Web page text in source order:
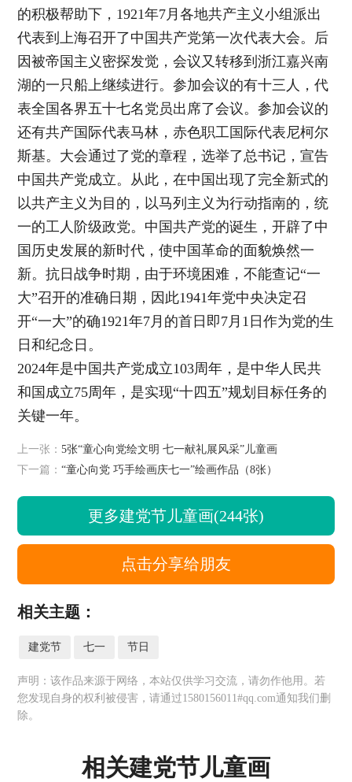
的积极帮助下，1921年7月各地共产主义小组派出
代表到上海召开了中国共产党第一次代表大会。后
因被帝国主义密探发觉，会议又转移到浙江嘉兴南
湖的一只船上继续进行。参加会议的有十三人，代
表全国各界五十七名党员出席了会议。参加会议的
还有共产国际代表马林，赤色职工国际代表尼柯尔
斯基。大会通过了党的章程，选举了总书记，宣告
中国共产党成立。从此，在中国出现了完全新式的
以共产主义为目的，以马列主义为行动指南的，统
一的工人阶级政党。中国共产党的诞生，开辟了中
国历史发展的新时代，使中国革命的面貌焕然一
新。抗日战争时期，由于环境困难，不能查记“一
大”召开的准确日期，因此1941年党中央决定召
开“一大”的确1921年7月的首日即7月1日作为党的生
日和纪念日。
2024年是中国共产党成立103周年，是中华人民共
和国成立75周年，是实现“十四五”规划目标任务的
关键一年。
上一张：5张“童心向党绘文明 七一献礼展风采”儿童画
下一篇：“童心向党 巧手绘画庆七一”绘画作品（8张）
更多建党节儿童画(244张)
点击分享给朋友
相关主题：
建党节 七一 节日
声明：该作品来源于网络，本站仅供学习交流，请勿作他用。若
您发现自身的权利被侵害，请通过1580156011#qq.com通知我们删
除。
相关建党节儿童画